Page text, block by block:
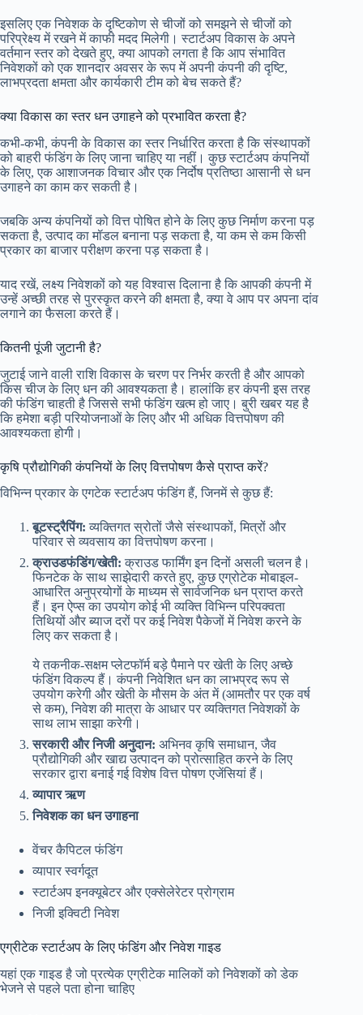
इसलिए एक निवेशक के दृष्टिकोण से चीजों को समझने से चीजों को
परिप्रेक्ष्य में रखने में काफी मदद मिलेगी। स्टार्टअप विकास के अपने
वर्तमान स्तर को देखते हुए, क्या आपको लगता है कि आप संभावित
निवेशकों को एक शानदार अवसर के रूप में अपनी कंपनी की दृष्टि,
लाभप्रदता क्षमता और कार्यकारी टीम को बेच सकते हैं?
क्या विकास का स्तर धन उगाहने को प्रभावित करता है?
कभी-कभी, कंपनी के विकास का स्तर निर्धारित करता है कि संस्थापकों
को बाहरी फंडिंग के लिए जाना चाहिए या नहीं। कुछ स्टार्टअप कंपनियों
के लिए, एक आशाजनक विचार और एक निर्दोष प्रतिष्ठा आसानी से धन
उगाहने का काम कर सकती है।
जबकि अन्य कंपनियों को वित्त पोषित होने के लिए कुछ निर्माण करना पड़
सकता है, उत्पाद का मॉडल बनाना पड़ सकता है, या कम से कम किसी
प्रकार का बाजार परीक्षण करना पड़ सकता है।
याद रखें, लक्ष्य निवेशकों को यह विश्वास दिलाना है कि आपकी कंपनी में
उन्हें अच्छी तरह से पुरस्कृत करने की क्षमता है, क्या वे आप पर अपना दांव
लगाने का फैसला करते हैं।
कितनी पूंजी जुटानी है?
जुटाई जाने वाली राशि विकास के चरण पर निर्भर करती है और आपको
किस चीज के लिए धन की आवश्यकता है। हालांकि हर कंपनी इस तरह
की फंडिंग चाहती है जिससे सभी फंडिंग खत्म हो जाए। बुरी खबर यह है
कि हमेशा बड़ी परियोजनाओं के लिए और भी अधिक वित्तपोषण की
आवश्यकता होगी।
कृषि प्रौद्योगिकी कंपनियों के लिए वित्तपोषण कैसे प्राप्त करें?
विभिन्न प्रकार के एगटेक स्टार्टअप फंडिंग हैं, जिनमें से कुछ हैं:
बूटस्ट्रैपिंग: व्यक्तिगत स्रोतों जैसे संस्थापकों, मित्रों और
परिवार से व्यवसाय का वित्तपोषण करना।
क्राउडफंडिंग/खेती: क्राउड फार्मिंग इन दिनों असली चलन है।
फिनटेक के साथ साझेदारी करते हुए, कुछ एग्रोटेक मोबाइल-
आधारित अनुप्रयोगों के माध्यम से सार्वजनिक धन प्राप्त करते
हैं। इन ऐप्स का उपयोग कोई भी व्यक्ति विभिन्न परिपक्वता
तिथियों और ब्याज दरों पर कई निवेश पैकेजों में निवेश करने के
लिए कर सकता है।
ये तकनीक-सक्षम प्लेटफॉर्म बड़े पैमाने पर खेती के लिए अच्छे
फंडिंग विकल्प हैं। कंपनी निवेशित धन का लाभप्रद रूप से
उपयोग करेगी और खेती के मौसम के अंत में (आमतौर पर एक वर्ष
से कम), निवेश की मात्रा के आधार पर व्यक्तिगत निवेशकों के
साथ लाभ साझा करेगी।
सरकारी और निजी अनुदान: अभिनव कृषि समाधान, जैव
प्रौद्योगिकी और खाद्य उत्पादन को प्रोत्साहित करने के लिए
सरकार द्वारा बनाई गई विशेष वित्त पोषण एजेंसियां ​​​​हैं।
व्यापार ऋण
निवेशक का धन उगाहना
वेंचर कैपिटल फंडिंग
व्यापार स्वर्गदूत
स्टार्टअप इनक्यूबेटर और एक्सेलेरेटर प्रोग्राम
निजी इक्विटी निवेश
एग्रीटेक स्टार्टअप के लिए फंडिंग और निवेश गाइड
यहां एक गाइड है जो प्रत्येक एग्रीटेक मालिकों को निवेशकों को डेक
भेजने से पहले पता होना चाहिए